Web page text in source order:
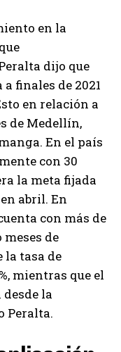
en la
dijo que
finales de 2021
en relación a
de Medellín,
En el país
con 30
la meta fijada
abril. En
con más de
de
la tasa de
mientras que el
la
Peralta.